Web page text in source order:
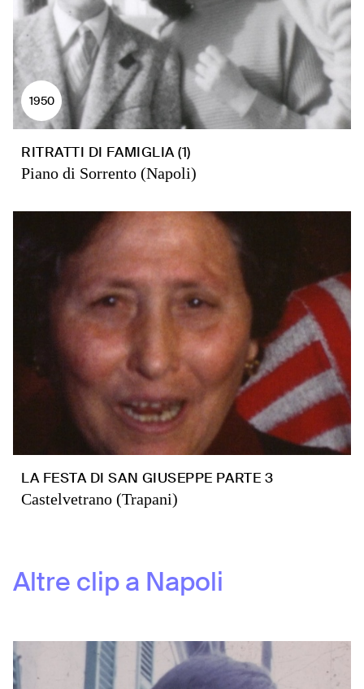
1950
RITRATTI DI FAMIGLIA (1)
Piano di Sorrento (Napoli)
LA FESTA DI SAN GIUSEPPE PARTE 3
Castelvetrano (Trapani)
Altre clip a Napoli